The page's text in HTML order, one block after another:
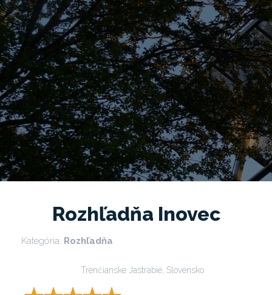
Rozhľadňa Inovec
Kategória: Rozhľadňa
Trenčianske Jastrabie, Slovensko